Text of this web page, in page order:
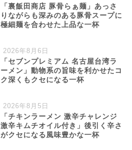
「裏飯田商店 豚骨らぁ麺」あっさ
りながらも深みのある豚骨スープに
極細麺を合わせた上品な一杯
2026年8月6日
「セブンプレミアム 名古屋台湾ラ
ーメン」動物系の旨味を利かせたコ
ク深くもクセになる一杯
2026年8月5日
「チキンラーメン 激辛チャレンジ
激辛キムチオイル付き」後引く辛さ
がクセになる風味豊かな一杯